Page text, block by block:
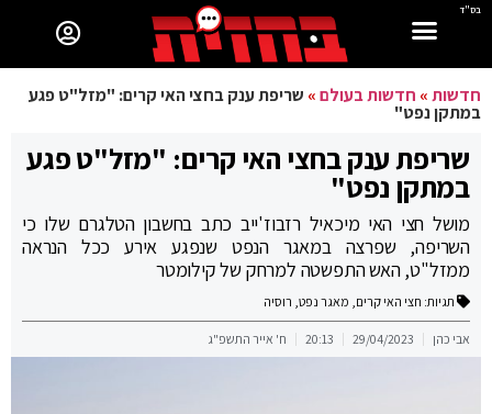
בס"ד
חדשות» חדשות בעולם» שריפת ענק בחצי האי קרים: "מזל"ט פגע
במתקן נפט"
שריפת ענק בחצי האי קרים: "מזל"ט פגע
במתקן נפט"
מושל חצי האי מיכאיל רזבוז'ייב כתב בחשבון הטלגרם שלו כי
השריפה, שפרצה במאגר הנפט שנפגע אירע ככל הנראה
ממזל"ט, האש התפשטה למרחק של קילומטר
תגיות: חצי האי קרים, מאגר נפט, רוסיה
אבי כהן 29/04/2023
20:13 ח' אייר התשפ"ג